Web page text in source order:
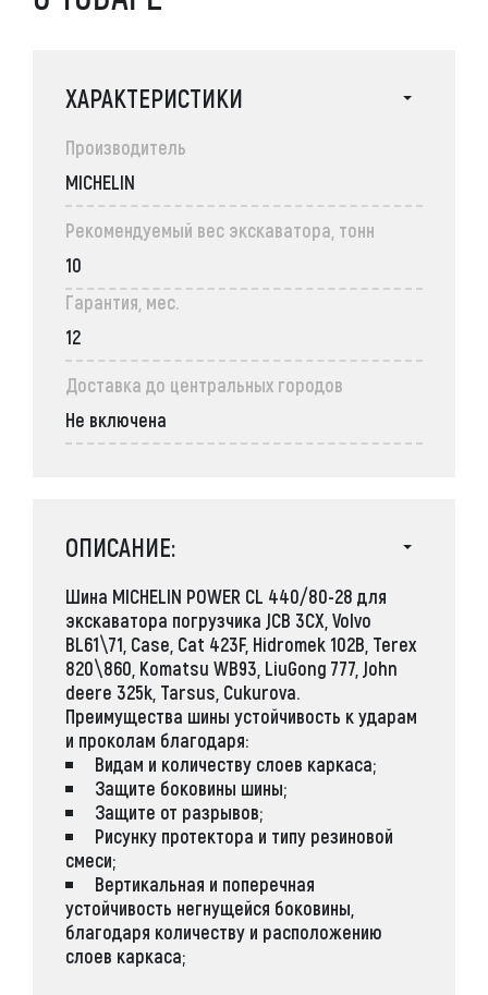
ХАРАКТЕРИСТИКИ
Производитель
MICHELIN
Рекомендуемый вес экскаватора, тонн
10
Гарантия, мес.
12
Доставка до центральных городов
Не включена
ОПИСАНИЕ:
Шина MICHELIN POWER CL 440/80-28 для
экскаватора погрузчика JCB 3CX, Volvo
BL61\71, Case, Cat 423F, Hidromek 102B, Terex
820\860, Komatsu WB93, LiuGong 777, John
deere 325k, Tarsus, Cukurova.
Преимущества шины устойчивость к ударам
и проколам благодаря:
Видам и количеству слоев каркаса;
Защите боковины шины;
Защите от разрывов;
Рисунку протектора и типу резиновой
смеси;
Вертикальная и поперечная
устойчивость негнущейся боковины,
благодаря количеству и расположению
слоев каркаса;